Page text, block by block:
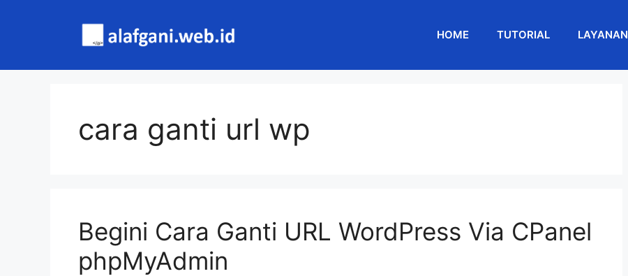
HOME TUTORIAL LAYANAN
cara ganti url wp
Begini Cara Ganti URL WordPress Via CPanel
phpMyAdmin